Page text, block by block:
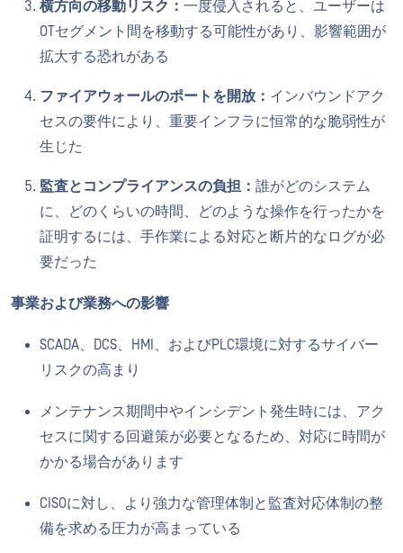
横方向の移動リスク： 一度侵入されると、ユーザーは
OTセグメント間を移動する可能性があり、影響範囲が
拡大する恐れがある
ファイアウォールのポートを開放： インバウンドアク
セスの要件により、重要インフラに恒常的な脆弱性が
生じた
監査とコンプライアンスの負担： 誰がどのシステム
に、どのくらいの時間、どのような操作を行ったかを
証明するには、手作業による対応と断片的なログが必
要だった
事業および業務への影響
SCADA、DCS、HMI、およびPLC環境に対するサイバー
リスクの高まり
メンテナンス期間中やインシデント発生時には、アク
セスに関する回避策が必要となるため、対応に時間が
かかる場合があります
CISOに対し、より強力な管理体制と監査対応体制の整
備を求める圧力が高まっている